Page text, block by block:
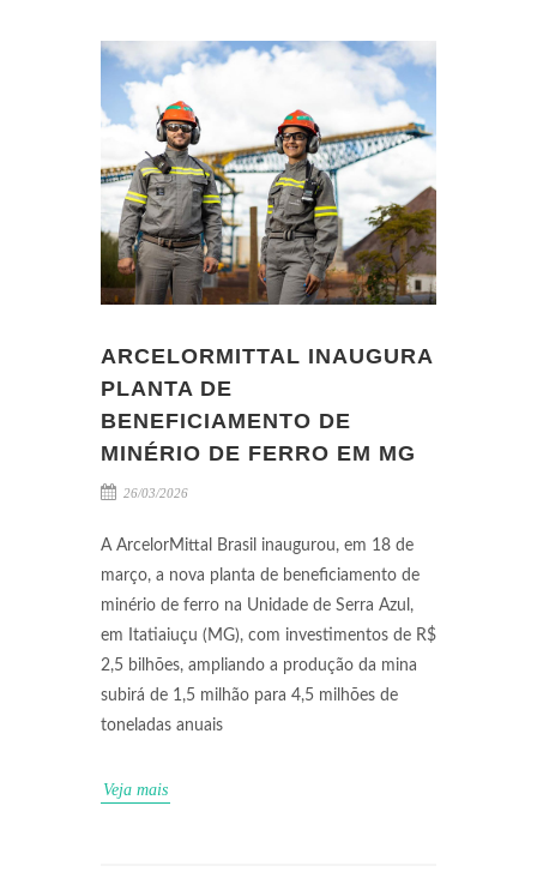
ARCELORMITTAL INAUGURA
PLANTA DE
BENEFICIAMENTO DE
MINÉRIO DE FERRO EM MG
26/03/2026
A ArcelorMittal Brasil inaugurou, em 18 de
março, a nova planta de beneficiamento de
minério de ferro na Unidade de Serra Azul,
em Itatiaiuçu (MG), com investimentos de R$
2,5 bilhões, ampliando a produção da mina
subirá de 1,5 milhão para 4,5 milhões de
toneladas anuais
Veja mais